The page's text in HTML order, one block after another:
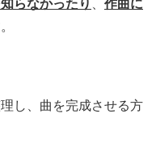
らなかったり
作曲に
し、曲を完成させる方